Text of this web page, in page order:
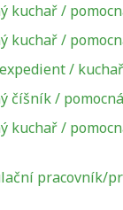
kuchař /
kuchař /
/
číšník /
kuchař /
pracovník/